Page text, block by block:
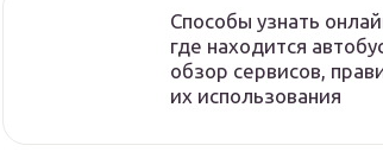
Способы узнать
где находится
обзор сервисов,
их использования